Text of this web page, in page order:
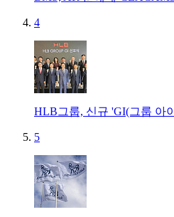
4
HLB그룹, 신규 'GI(그룹 아
5